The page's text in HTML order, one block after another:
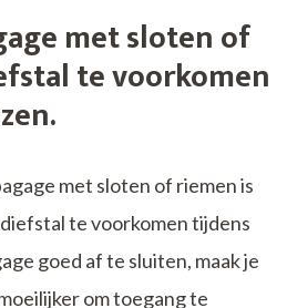
met sloten of
te voorkomen
met sloten of riemen is
te voorkomen tijdens
goed af te sluiten, maak je
om toegang te